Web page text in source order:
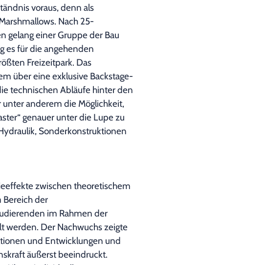
voraus, denn als
Nach 25-
gelang einer Gruppe der Bau
es für die angehenden
Freizeitpark. Das
über eine exklusive Backstage-
technischen Abläufe hinter den
unter anderem die Möglichkeit,
genauer unter die Lupe zu
Sonderkonstruktionen
zwischen theoretischem
der
im Rahmen der
werden. Der Nachwuchs zeigte
und Entwicklungen und
äußerst beeindruckt.